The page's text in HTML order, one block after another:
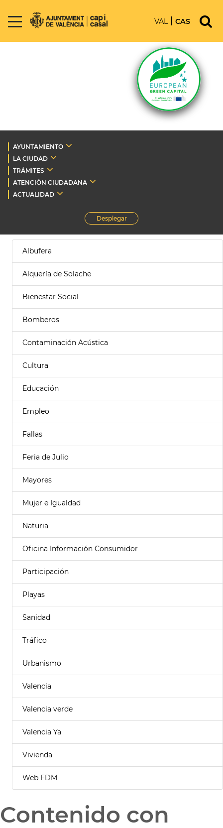
VAL CAS
AYUNTAMIENTO
LA CIUDAD
TRÁMITES
ATENCIÓN CIUDADANA
ACTUALIDAD
Desplegar
Albufera
Alquería de Solache
Bienestar Social
Bomberos
Contaminación Acústica
Cultura
Educación
Empleo
Fallas
Feria de Julio
Mayores
Mujer e Igualdad
Naturia
Oficina Información Consumidor
Participación
Playas
Sanidad
Tráfico
Urbanismo
Valencia
Valencia verde
Valencia Ya
Vivienda
Web FDM
Contenido con